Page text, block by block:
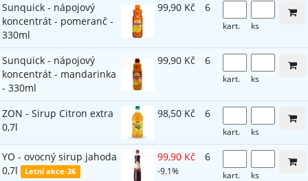
Sunquick - nápojový
koncentrát - pomeranč -
330ml
99,90 Kč 6
kart. ks
Sunquick - nápojový
koncentrát - mandarinka
- 330ml
99,90 Kč 6
kart. ks
ZON - Sirup Citron extra
0,7l
98,50 Kč 6
kart. ks
YO - ovocný sirup jahoda
0,7l
Letní akce-26
99,90 Kč
-9.1%
6
kart. ks